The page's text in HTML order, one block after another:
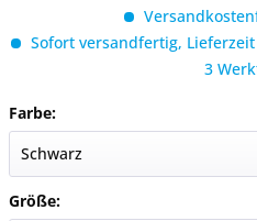
Sofort versandfertig,
3
Farbe:
Größe: